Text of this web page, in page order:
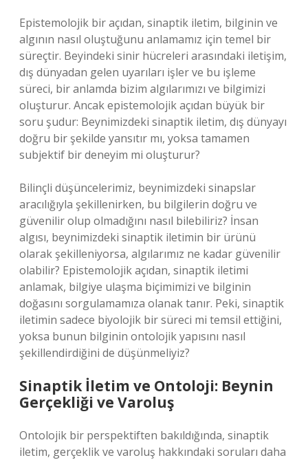
Epistemolojik bir açıdan, sinaptik iletim, bilginin ve
algının nasıl oluştuğunu anlamamız için temel bir
süreçtir. Beyindeki sinir hücreleri arasındaki iletişim,
dış dünyadan gelen uyarıları işler ve bu işleme
süreci, bir anlamda bizim algılarımızı ve bilgimizi
oluşturur. Ancak epistemolojik açıdan büyük bir
soru şudur: Beynimizdeki sinaptik iletim, dış dünyayı
doğru bir şekilde yansıtır mı, yoksa tamamen
subjektif bir deneyim mi oluşturur?
Bilinçli düşüncelerimiz, beynimizdeki sinapslar
aracılığıyla şekillenirken, bu bilgilerin doğru ve
güvenilir olup olmadığını nasıl bilebiliriz? İnsan
algısı, beynimizdeki sinaptik iletimin bir ürünü
olarak şekilleniyorsa, algılarımız ne kadar güvenilir
olabilir? Epistemolojik açıdan, sinaptik iletimi
anlamak, bilgiye ulaşma biçimimizi ve bilginin
doğasını sorgulamamıza olanak tanır. Peki, sinaptik
iletimin sadece biyolojik bir süreci mi temsil ettiğini,
yoksa bunun bilginin ontolojik yapısını nasıl
şekillendirdiğini de düşünmeliyiz?
Sinaptik İletim ve Ontoloji: Beynin
Gerçekliği ve Varoluş
Ontolojik bir perspektiften bakıldığında, sinaptik
iletim, gerçeklik ve varoluş hakkındaki soruları daha